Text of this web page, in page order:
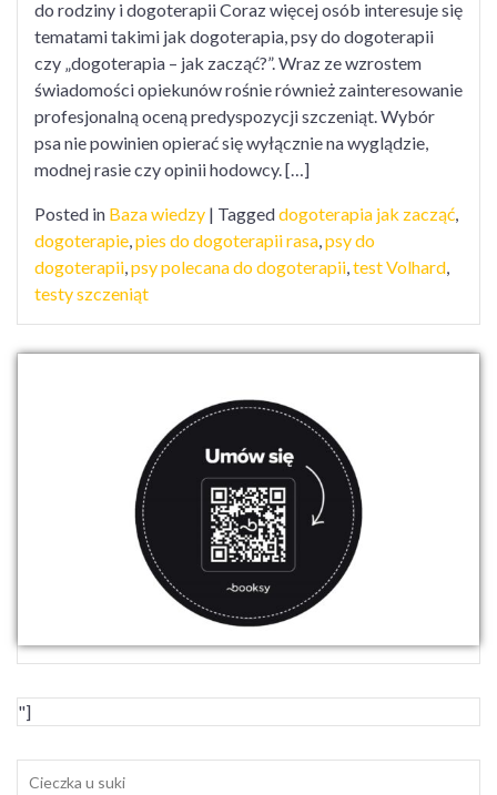
do rodziny i dogoterapii Coraz więcej osób interesuje się
tematami takimi jak dogoterapia, psy do dogoterapii
czy „dogoterapia – jak zacząć?”. Wraz ze wzrostem
świadomości opiekunów rośnie również zainteresowanie
profesjonalną oceną predyspozycji szczeniąt. Wybór
psa nie powinien opierać się wyłącznie na wyglądzie,
modnej rasie czy opinii hodowcy. […]
Posted in Baza wiedzy | Taggeddogoterapia jak zacząć,
dogoterapie,pies do dogoterapii rasa,psy do
dogoterapii,psy polecana do dogoterapii,test Volhard,
testy szczeniąt
"]
Cieczka u suki